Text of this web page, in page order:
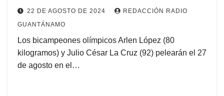
22 DE AGOSTO DE 2024
REDACCIÓN RADIO
GUANTÁNAMO
Los bicampeones olímpicos Arlen López (80
kilogramos) y Julio César La Cruz (92) pelearán el 27
de agosto en el…